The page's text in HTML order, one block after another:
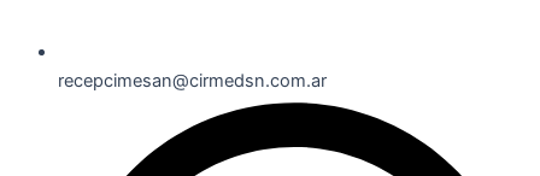
recepcimesan@cirmedsn.com.ar